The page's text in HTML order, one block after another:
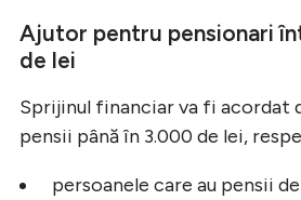
Ajutor pentru pensionari
de lei
Sprijinul financiar va fi acordat
pensii până în 3.000 de lei,
persoanele care au pensii